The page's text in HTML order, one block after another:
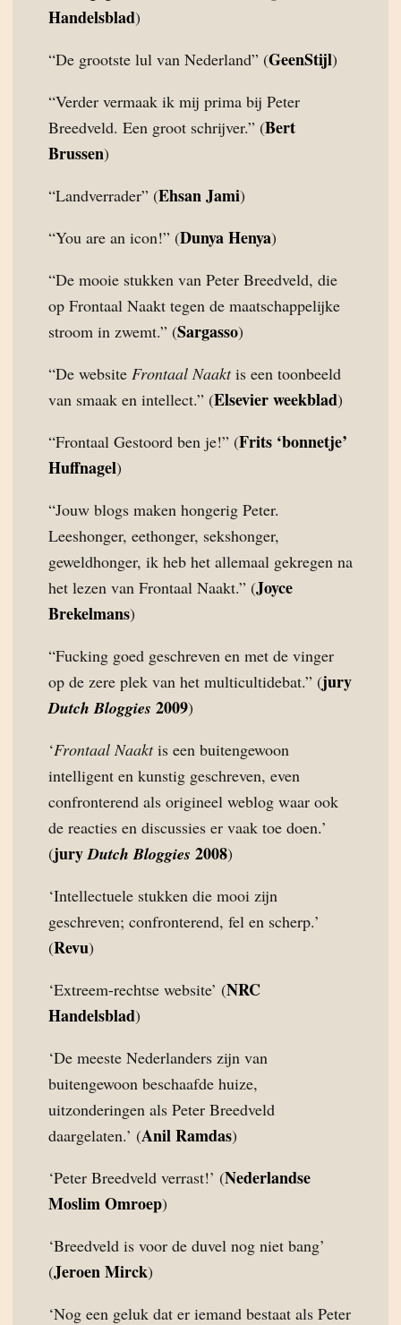
Handelsblad)
“De grootste lul van Nederland” (GeenStijl)
“Verder vermaak ik mij prima bij Peter
Breedveld. Een groot schrijver.” (Bert
Brussen)
“Landverrader” (Ehsan Jami)
“You are an icon!” (Dunya Henya)
“De mooie stukken van Peter Breedveld, die
op Frontaal Naakt tegen de maatschappelijke
stroom in zwemt.” (Sargasso)
“De website Frontaal Naaktis een toonbeeld
van smaak en intellect.” (Elsevier weekblad)
“Frontaal Gestoord ben je!” (Frits ‘bonnetje’
Huffnagel)
“Jouw blogs maken hongerig Peter.
Leeshonger, eethonger, sekshonger,
geweldhonger, ik heb het allemaal gekregen na
het lezen van Frontaal Naakt.” (Joyce
Brekelmans)
“Fucking goed geschreven en met de vinger
op de zere plek van het multicultidebat.” (jury
Dutch Bloggies 2009)
‘Frontaal Naaktis een buitengewoon
intelligent en kunstig geschreven, even
confronterend als origineel weblog waar ook
de reacties en discussies er vaak toe doen.’
(juryDutch Bloggies 2008)
‘Intellectuele stukken die mooi zijn
geschreven; confronterend, fel en scherp.’
(Revu)
‘Extreem-rechtse website’ (NRC
Handelsblad)
‘De meeste Nederlanders zijn van
buitengewoon beschaafde huize,
uitzonderingen als Peter Breedveld
daargelaten.’ (Anil Ramdas)
‘Peter Breedveld verrast!’ (Nederlandse
Moslim Omroep)
‘Breedveld is voor de duvel nog niet bang’
(Jeroen Mirck)
‘Nog een geluk dat er iemand bestaat als Peter